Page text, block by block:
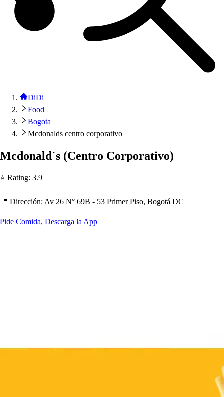
DiDi
Food
Bogota
Mcdonalds centro corporativo
Mcdonald´s (Centro Corporativo)
⭐ Rating: 3.9
📍 Dirección: Av 26 N° 69B - 53 Primer Piso, Bogotá DC
Pide Comida, Descarga la App